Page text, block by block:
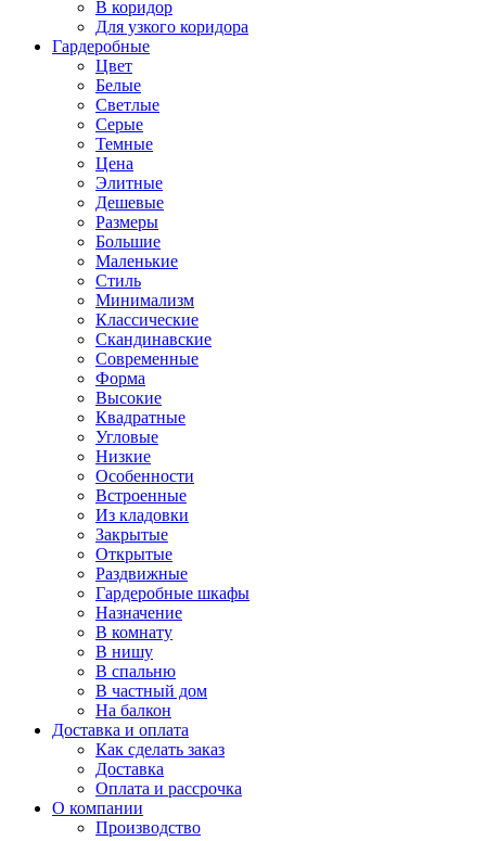
В коридор
Для узкого коридора
Гардеробные
Цвет
Белые
Светлые
Серые
Темные
Цена
Элитные
Дешевые
Размеры
Большие
Маленькие
Стиль
Минимализм
Классические
Скандинавские
Современные
Форма
Высокие
Квадратные
Угловые
Низкие
Особенности
Встроенные
Из кладовки
Закрытые
Открытые
Раздвижные
Гардеробные шкафы
Назначение
В комнату
В нишу
В спальню
В частный дом
На балкон
Доставка и оплата
Как сделать заказ
Доставка
Оплата и рассрочка
О компании
Производство